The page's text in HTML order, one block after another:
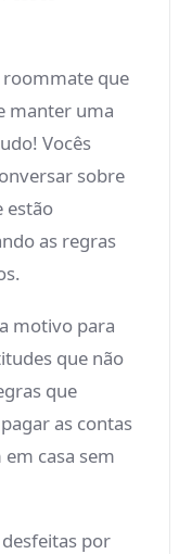
que
manter uma
Vocês
sobre
estão
as regras
motivo para
que não
que
as contas
casa sem
por